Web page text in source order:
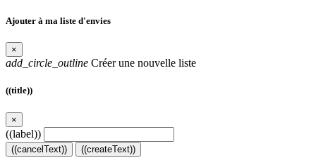
Ajouter à ma liste d'envies
×
add_circle_outline Créer une nouvelle liste
((title))
×
((label))
((cancelText)) ((createText))